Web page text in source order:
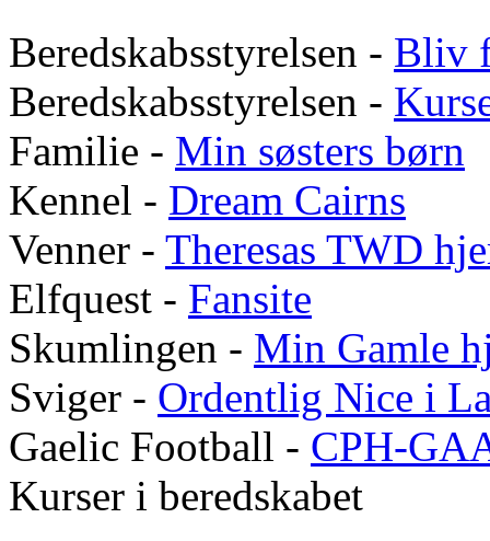
Beredskabsstyrelsen - Bliv
Beredskabsstyrelsen -
Familie - Min søsters børn
Kennel - Dream Cairns
Venner - Theresas TWD
Elfquest - Fansite
Skumlingen - Min Gamle
Sviger - Ordentlig Nice i
Gaelic Football - CPH-
Kurser i beredskabet